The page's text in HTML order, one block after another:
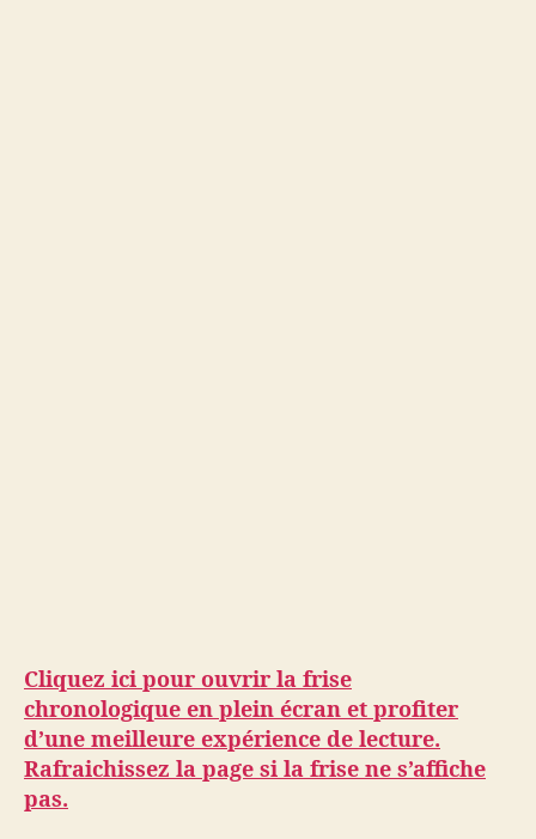
Cliquez ici pour ouvrir la frise
chronologique en plein écran et profiter
d’une meilleure expérience de lecture.
Rafraichissez la page si la frise ne s’affiche
pas.